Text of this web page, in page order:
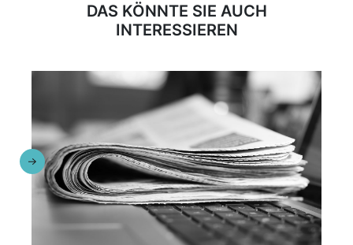
DAS KÖNNTE SIE AUCH
INTERESSIEREN